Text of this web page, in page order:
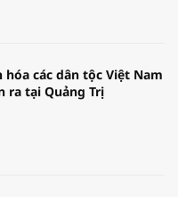
hóa các dân tộc Việt Nam
ra tại Quảng Trị